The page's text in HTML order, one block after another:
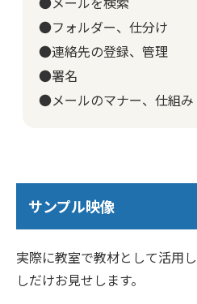
●フォルダー、仕分け
●連絡先の登録、管理
●署名
●メールのマナー、仕組み
サンプル映像
実際に教室で教材として活用
しだけお見せします。